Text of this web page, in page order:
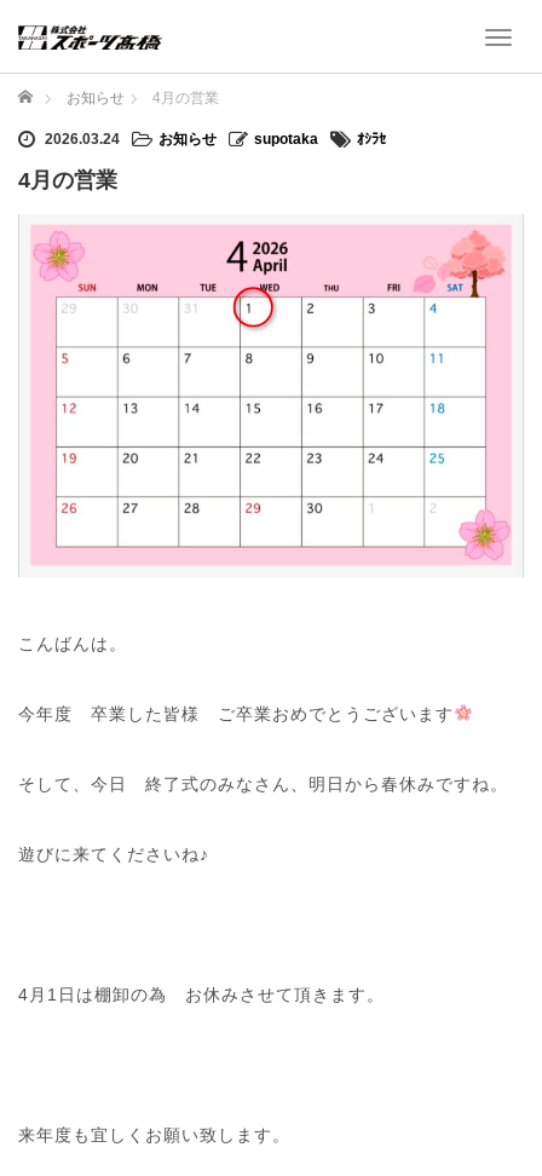
T
i
g
ホーム お知らせ 4月の営業
2026.03.24 お知らせ supotaka ｵｼﾗｾ
4月の営業
こんばんは。
今年度 卒業した皆様 ご卒業おめでとうございます
そして、今日 終了式のみなさん、明日から春休みですね。
遊びに来てくださいね♪
4月1日は棚卸の為 お休みさせて頂きます。
来年度も宜しくお願い致します。